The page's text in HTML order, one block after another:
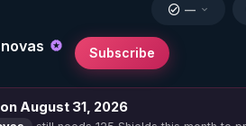
Subscribe
—
August 31, 2026